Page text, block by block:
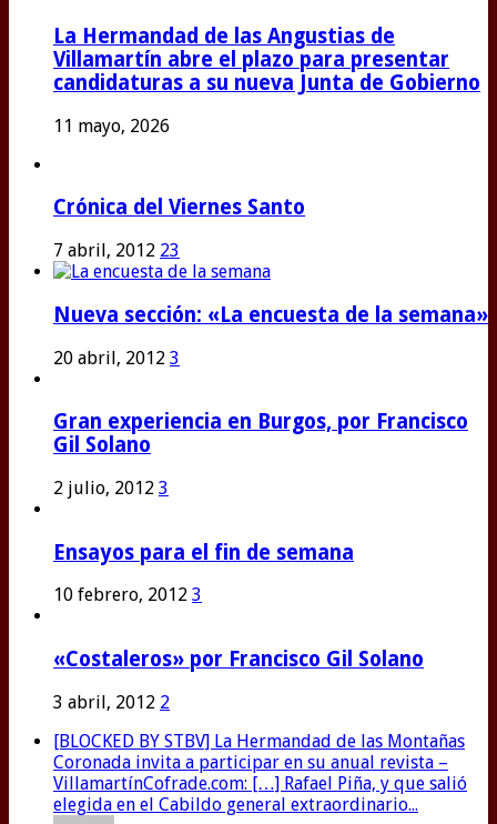
La Hermandad de las Angustias de
Villamartín abre el plazo para presentar
candidaturas a su nueva Junta de Gobierno
11 mayo, 2026
Crónica del Viernes Santo
7 abril, 2012 23
Nueva sección: «La encuesta de la semana»
20 abril, 2012 3
Gran experiencia en Burgos, por Francisco
Gil Solano
2 julio, 2012 3
Ensayos para el fin de semana
10 febrero, 2012 3
«Costaleros» por Francisco Gil Solano
3 abril, 2012 2
[BLOCKED BY STBV] La Hermandad de las Montañas
Coronada invita a participar en su anual revista –
VillamartínCofrade.com: […] Rafael Piña, y que salió
elegida en el Cabildo general extraordinario...